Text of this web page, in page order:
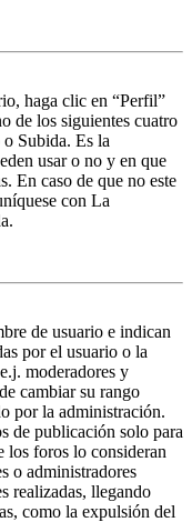
haga clic en “Perfil”
de los siguientes cuatro
Subida. Es la
usar o no y en que
En caso de que no este
con La
de usuario e indican
por el usuario o la
moderadores y
cambiar su rango
por la administración.
de publicación solo para
los foros lo consideran
o administradores
realizadas, llegando
como la expulsión del